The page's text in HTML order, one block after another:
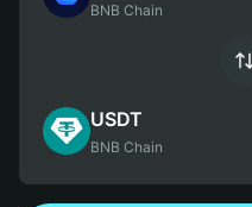
BNB Chain
USDT
BNB Chain